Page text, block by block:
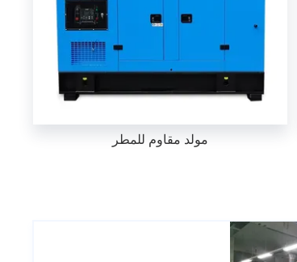
مولد مقاوم للمطر